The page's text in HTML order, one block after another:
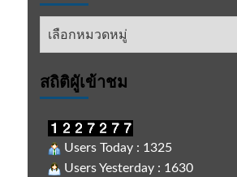
หัวข้อ
สถิติผูัเข้าชม
Users Today : 1325
Users Yesterday : 1630